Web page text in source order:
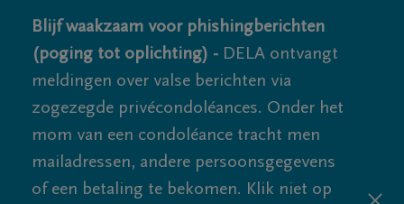
Blijf waakzaam voor phishingberichten
(poging tot oplichting) - DELA ontvangt
meldingen over valse berichten via
zogezegde privécondoléances. Onder het
mom van een condoléance tracht men
mailadressen, andere persoonsgegevens
of een betaling te bekomen. Klik niet op